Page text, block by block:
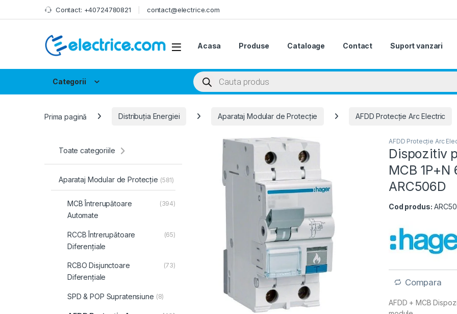
Skip to navigation
Skip to content Contact: +40724780821 contact@electrice.com
Acasa Produse Cataloage Contact Suport vanzari
Categorii
Products search
Prima pagină Distribuția Energiei Aparataj Modular de Protecție AFDD Protecție Arc Electric
AFDD Protecție Arc
Dispozitiv
MCB
ARC506D
Cod produs:
Compara
AFDD + MCB
Toate categoriile
Aparataj Modular de Protecție (581)
MCB Întrerupătoare
Automate
(394)
RCCB Întrerupătoare
Diferențiale
(65)
RCBO Disjunctoare
Diferențiale
(73)
SPD & POP Supratensiune (8)